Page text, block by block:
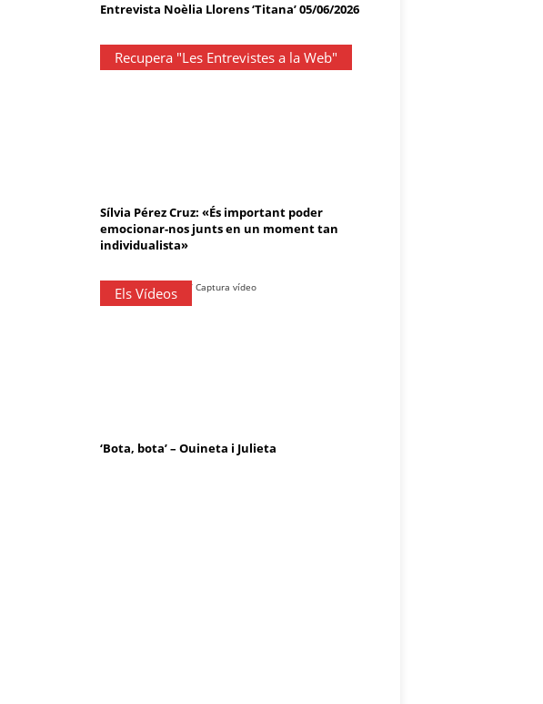
Entrevista Noèlia Llorens ‘Titana’ 05/06/2026
Recupera "Les Entrevistes a la Web"
Sílvia Pérez Cruz: «És important poder
emocionar-nos junts en un moment tan
individualista»
Els Vídeos
‘Bota, bota’ – Ouineta i Julieta